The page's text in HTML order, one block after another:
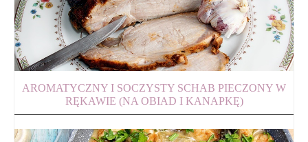
AROMATYCZNY I SOCZYSTY SCHAB PIECZONY W
RĘKAWIE (NA OBIAD I KANAPKĘ)